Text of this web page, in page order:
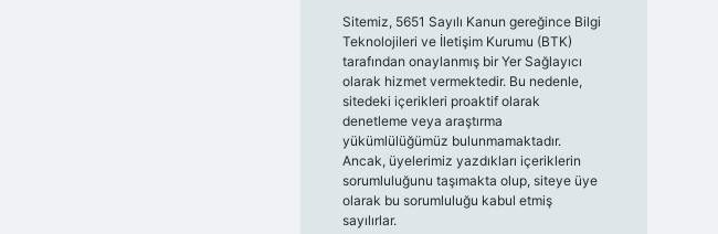
Sitemiz, 5651 Sayılı Kanun gereğince Bilgi
Teknolojileri ve İletişim Kurumu (BTK)
tarafından onaylanmış bir Yer Sağlayıcı
olarak hizmet vermektedir. Bu nedenle,
sitedeki içerikleri proaktif olarak
denetleme veya araştırma
yükümlülüğümüz bulunmamaktadır.
Ancak, üyelerimiz yazdıkları içeriklerin
sorumluluğunu taşımakta olup, siteye üye
olarak bu sorumluluğu kabul etmiş
sayılırlar.